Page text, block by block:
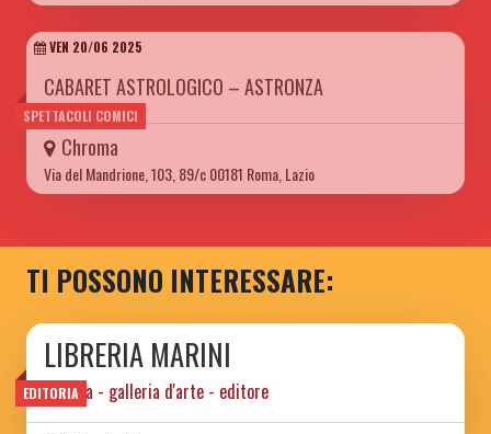
SPETTACOLI COMICI
VEN 20/06 2025
CABARET ASTROLOGICO – ASTRONZA
Chroma
Via del Mandrione, 103, 89/c 00181 Roma, Lazio
TI POSSONO INTERESSARE:
EDITORIA
LIBRERIA MARINI
libreria - galleria d'arte - editore